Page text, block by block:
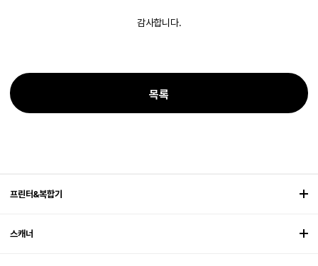
감사합니다.
목록
프린터&복합기
스캐너